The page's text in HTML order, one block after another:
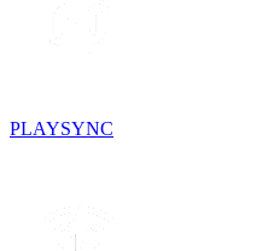
PLAYSYNC